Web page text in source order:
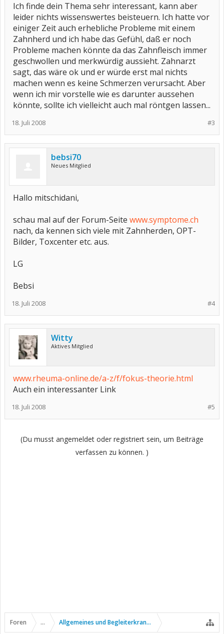
Ich finde dein Thema sehr interessant, kann aber
leider nichts wissenswertes beisteuern. Ich hatte vor
einiger Zeit auch erhebliche Probleme mit einem
Zahnherd und ich habe das Gefühl, daß er noch
Probleme machen könnte da das Zahnfleisch immer
geschwollen und merkwürdig aussieht. Zahnarzt
sagt, das wäre ok und er würde erst mal nichts
machen wenn es keine Schmerzen verursacht. Aber
wenn ich mir vorstelle wie es darunter aussehen
könnte, sollte ich vielleicht auch mal röntgen lassen...
#3
18. Juli 2008
bebsi70
Neues Mitglied
Hallo mitschidani,
schau mal auf der Forum-Seite www.symptome.ch
nach, da kennen sich viele mit Zahnherden, OPT-
Bilder, Toxcenter etc. aus.
LG
Bebsi
#4
18. Juli 2008
Witty
Aktives Mitglied
www.rheuma-online.de/a-z/f/fokus-theorie.html
Auch ein interessanter Link
#5
18. Juli 2008
(Du musst angemeldet oder registriert sein, um Beiträge
verfassen zu können. )
Foren ... Allgemeines und Begleiterkrankungen